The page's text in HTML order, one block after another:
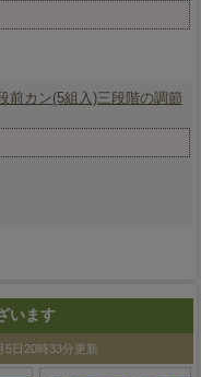
前カン(5組入)三段階の調節
います